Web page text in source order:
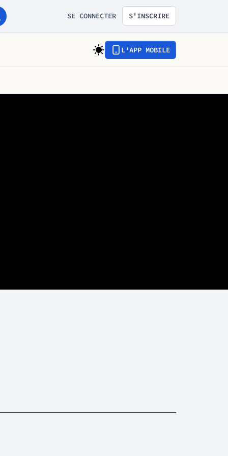
SE CONNECTER S'INSCRIRE
L'APP MOBILE